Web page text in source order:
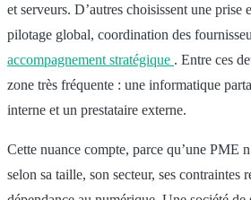
et serveurs. D’autres choisissent une prise
pilotage global, coordination des
accompagnement stratégique . Entre ces
zone très fréquente : une informatique
interne et un prestataire externe.
Cette nuance compte, parce qu’une PME
selon sa taille, son secteur, ses contraintes